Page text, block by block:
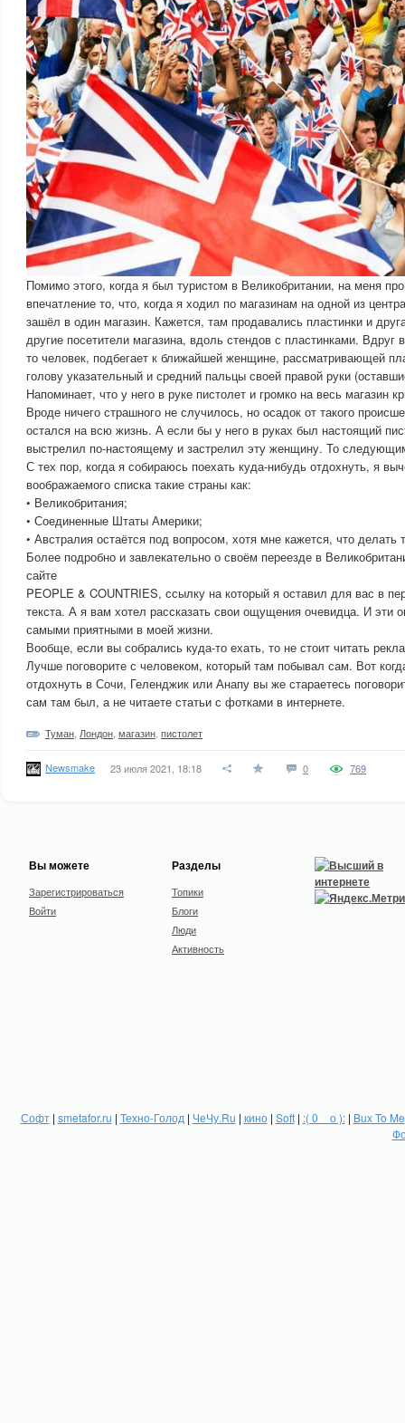
Помимо этого, когда я был туристом в Великобритании, на меня
впечатление то, что, когда я ходил по магазинам на одной из
зашёл в один магазин. Кажется, там продавались пластинки и
другие посетители магазина, вдоль стендов с пластинками. Вдруг
то человек, подбегает к ближайшей женщине, рассматривающей
голову указательный и средний пальцы своей правой руки
Напоминает, что у него в руке пистолет и громко на весь магазин
Вроде ничего страшного не случилось, но осадок от такого
остался на всю жизнь. А если бы у него в руках был настоящий
выстрелил по-настоящему и застрелил эту женщину. То
С тех пор, когда я собираюсь поехать куда-нибудь отдохнуть, я
воображаемого списка такие страны как:
• Великобритания;
• Соединенные Штаты Америки;
• Австралия остаётся под вопросом, хотя мне кажется, что делать
Более подробно и завлекательно о своём переезде в
сайте
PEOPLE & COUNTRIES, ссылку на который я оставил для вас в
текста. А я вам хотел рассказать свои ощущения очевидца. И эти
самыми приятными в моей жизни.
Вообще, если вы собрались куда-то ехать, то не стоит читать
Лучше поговорите с человеком, который там побывал сам. Вот
отдохнуть в Сочи, Геленджик или Анапу вы же стараетесь
сам там был, а не читаете статьи с фотками в интернете.
Туман Лондон магазин пистолет
Newsmake 23 июля 2021, 18:18 0 769
Вы можете
Зарегистрироваться
Войти
Разделы
Топики
Блоги
Люди
Активность
Софт| smetafor.ru | Техно-Голод | ЧеЧу.Ru | кино| Soft| :( 0 _ о ):| Bux To Me